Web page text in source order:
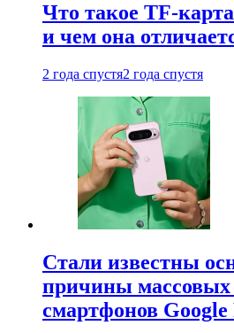
Что такое TF-карта
и чем она
2 года спустя2 года спустя
Стали известны
причины массовых
смартфонов Google